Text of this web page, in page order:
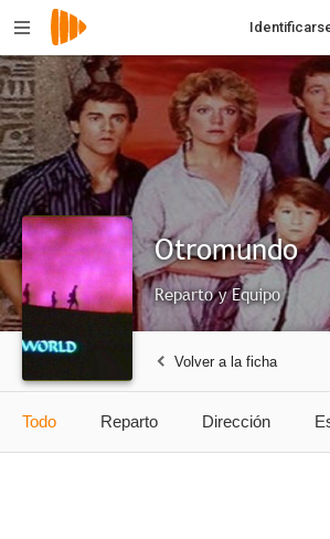
Otromundo
Reparto y Equipo
Volver a la ficha
Todo Reparto Dirección